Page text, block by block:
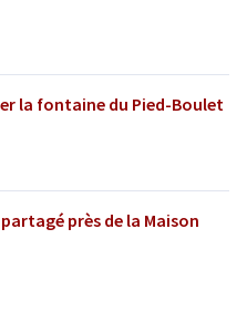
la fontaine du Pied-Boulet
près de la Maison